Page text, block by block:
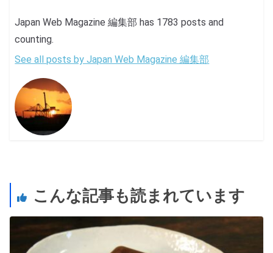
Japan Web Magazine 編集部 has 1783 posts and
counting.
See all posts by Japan Web Magazine 編集部
こんな記事も読まれています